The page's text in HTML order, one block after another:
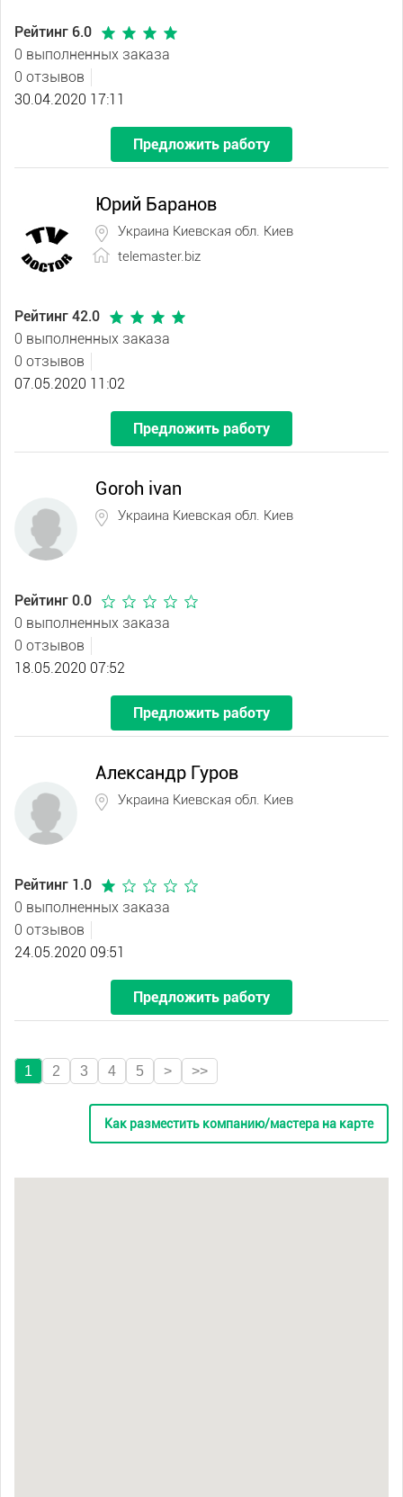
Рейтинг 6.0
0 выполненных заказа
0 отзывов
30.04.2020 17:11
Предложить работу
Юрий Баранов
Украина Киевская обл. Киев
telemaster.biz
Рейтинг 42.0
0 выполненных заказа
0 отзывов
07.05.2020 11:02
Предложить работу
Goroh ivan
Украина Киевская обл. Киев
Рейтинг 0.0
0 выполненных заказа
0 отзывов
18.05.2020 07:52
Предложить работу
Александр Гуров
Украина Киевская обл. Киев
Рейтинг 1.0
0 выполненных заказа
0 отзывов
24.05.2020 09:51
Предложить работу
1 2 3 4 5 > >>
Как разместить компанию/мастера на карте